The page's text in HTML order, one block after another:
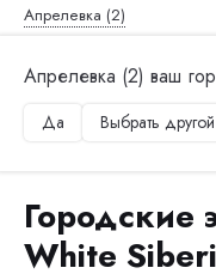
Апрелевка (2)
Апрелевка (2) ваш
Да Выбрать
Главная Электросамокаты
Городские
Городские
White